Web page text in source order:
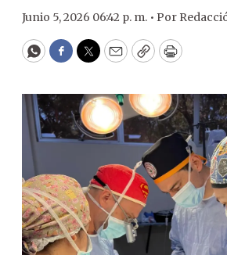
Junio 5, 2026 06:42 p. m. • Por
WhatsApp
Facebook
Twitter
EmailCopyPrint